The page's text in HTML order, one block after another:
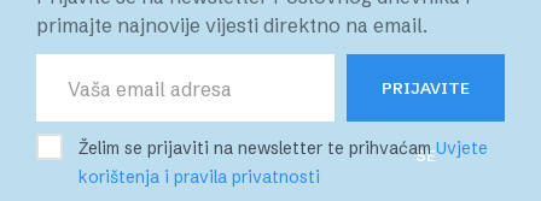
primajte najnovije vijesti direktno na email.
PRIJAVITE
SE
Želim se prijaviti na newsletter te prihvaćamUvjete
korištenja i pravila privatnosti